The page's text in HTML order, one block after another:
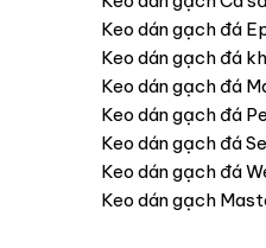
Keo dán gạch đá
Keo dán gạch đá
Keo dán gạch đá
Keo dán gạch đá
Keo dán gạch đá
Keo dán gạch đá
Keo dán gạch